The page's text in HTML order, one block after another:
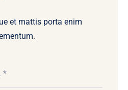
et mattis porta enim